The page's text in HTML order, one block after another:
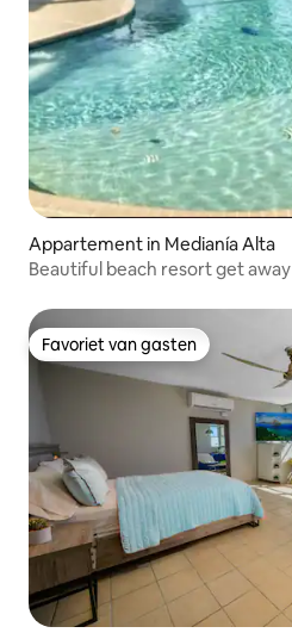
Appartement in Medianía Alta
Beautiful beach resort get away
Favoriet van gasten
Favoriet van gasten